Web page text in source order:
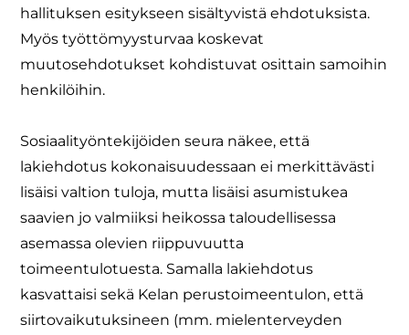
hallituksen esitykseen sisältyvistä ehdotuksista.
Myös työttömyysturvaa koskevat
muutosehdotukset kohdistuvat osittain samoihin
henkilöihin.
Sosiaalityöntekijöiden seura näkee, että
lakiehdotus kokonaisuudessaan ei merkittävästi
lisäisi valtion tuloja, mutta lisäisi asumistukea
saavien jo valmiiksi heikossa taloudellisessa
asemassa olevien riippuvuutta
toimeentulotuesta. Samalla lakiehdotus
kasvattaisi sekä Kelan perustoimeentulon, että
siirtovaikutuksineen (mm. mielenterveyden